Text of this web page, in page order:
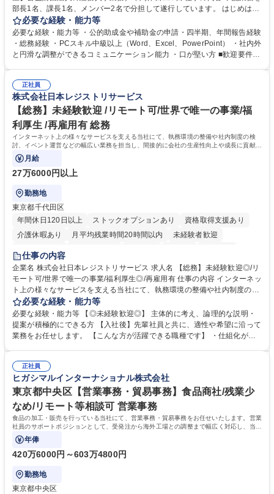
部長1名、課長1名、メンバー2名で分担して遂行しています。 はじめは担
当者として業務を覚えていただき、ゆくゆくはリーダーやマネージャーポ
ジションとして活躍いただくことを期待しています。 【総務・人事グルー
プの業務内容】 ・人事制度関連 ・採用活動 ・教育研修の企画、実行 ・勤
怠管理 ・官公庁への各種提出 ・法定の会議運営（評議員会、理事会） ・
管理 ・福利厚生関連 ・職員からの問合せ、相談対応 ・その他日常の総務
業務全般 募集職種 【東京／文京区】公益財団法人の総務人事業務／年間
休日125日
必要な経験・能力等
必要な経験・能力等 ・公的助成金や補助金の申請・四半期、年間報告経験
・総務経験 ・PCスキル中級以上（Word、Excel、PowerPoint） ・社内外
と円滑な調整ができるコミュニケーション能力 ・口が堅い方 ■歓迎要件
正社員
株式会社日本レジストリサービス
【総務】未経験歓迎 /リモート可/世界で唯一の事業/福
利厚生 /再雇用有 総務
インターネット上の様々なサービスを支える当社にて、執務環境の整備や社内制度の検
討、イベント運営などの幅広い業務を担当し、間接的に会社の生産性向上や成長に貢献し
ている部署です。
月給
27万6000円以上
勤務地
東京都千代田区
年間休日120日以上
ストックオプションあり
資格取得支援あり
介護休暇あり
月平均残業時間20時間以内
未経験者歓迎
住宅手当あり
完全週休2日制
交通費支給 駅近5分以内 土日祝休み 服装自由
仕事の内容
企業名 株式会社日本レジストリサービス 求人名 【総務】未経験歓迎◎/リ
モート可/世界で唯一の事業/福利厚生◎/再雇用有 仕事の内容 インターネッ
ト上の様々なサービスを支える当社にて、執務環境の整備や社内制度の検
討、イベント運営などの幅広い業務を担当し、間接的に会社の生産性向上
や成長に貢献している部署です。 会社の全メンバーが安心して長く成果を
発揮できる環境を整えるために、毎日のメンテナンスや維持管理に加え、
新たな施策検討を積極的に行っていただき、会社全体を巻き込み課題解決
幅広い業務の体得が可能で、多様なキャリアパスを描くことも可能です。
募集職種 【総務】未経験歓迎◎/リモート可/世界で唯一の事業/福利厚生◎/
再雇用有
必要な経験・能力等
必要な経験・能力等 【◎未経験歓迎◎】 主体的に考え、論理的な説明・
提案が積極的にできる方 【入社後】先輩社員と共に、適性や希望に沿って
業務をお任せします。 【こんな方が活躍できる職種です】 ・仕組化が好
対処できる・新しいことに興味関心がある 【魅力】■自己啓発支援：資格
取得や通信教育など費用の80%（年間25万円まで）を補助 ■住宅手当：家
賃の50%（月額7万円まで）を補助 学歴・資格 学歴：大学院 大学 語学
力： 資格：
正社員
ヒガシマルインターナショナル株式会社
東京都中央区【営業事務・貿易事務】食品商社/残業少
なめ/リモート等相談可 営業事務
食品の加工・販売を行っている当社にて、営業事務・貿易事務をお任せいたします。営業
社員のサポートポジションとして、受発注から海外工場との調整まで幅広く対応し、当社
事業の根幹を支えていただきます。
年俸
420万6000円～603万4800円
勤務地
東京都中央区